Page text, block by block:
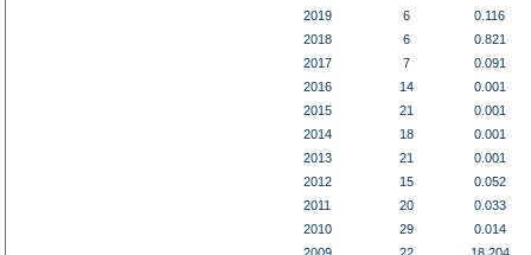
2019
6
0.116
2018
6
0.821
2017
7
0.091
2016
14
0.001
2015
21
0.001
2014
18
0.001
2013
21
0.001
2012
15
0.052
2011
20
0.033
2010
29
0.014